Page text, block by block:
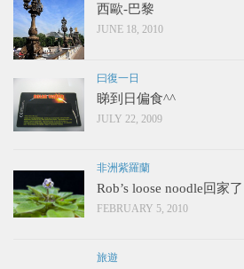
西歐-巴黎
JUNE 18, 2010
曰復一日
睇到日偏食^^
JULY 22, 2009
非洲紫羅蘭
Rob’s loose noodle回家了
FEBRUARY 5, 2010
旅遊